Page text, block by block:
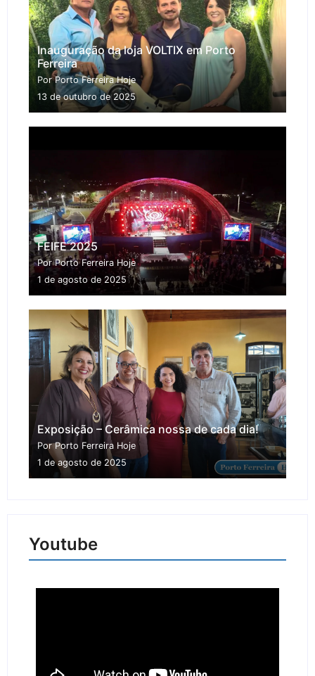
Inauguração da loja VOLTIX em Porto
Ferreira
Por Porto Ferreira Hoje
13 de outubro de 2025
FEIFE 2025
Por Porto Ferreira Hoje
1 de agosto de 2025
Exposição – Cerâmica nossa de cada dia!
Por Porto Ferreira Hoje
1 de agosto de 2025
Youtube